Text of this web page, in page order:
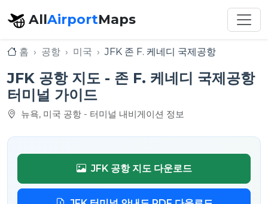
AllAirportMaps
홈 공항 미국 JFK 존 F. 케네디 국제공항
JFK 공항 지도 - 존 F. 케네디 국제공항
터미널 가이드
뉴욕, 미국 공항 - 터미널 내비게이션 정보
JFK 공항 지도 다운로드